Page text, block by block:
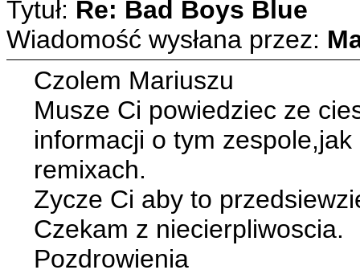
Tytuł: Re: Bad Boys Blue
Wiadomość wysłana przez:
Czolem Mariuszu
Musze Ci powiedziec ze
informacji o tym
remixach.
Zycze Ci aby to
Czekam z niecierpliwoscia.
Pozdrowienia